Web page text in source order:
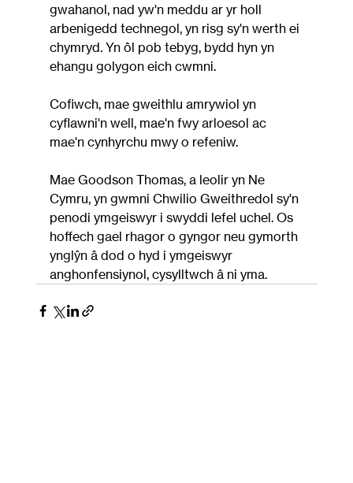
gwahanol, nad yw'n meddu ar yr holl
arbenigedd technegol, yn risg sy'n werth ei
chymryd. Yn ôl pob tebyg, bydd hyn yn
ehangu golygon eich cwmni.
Cofiwch, mae gweithlu amrywiol yn
cyflawni'n well, mae'n fwy arloesol ac
mae'n cynhyrchu mwy o refeniw.
Mae Goodson Thomas, a leolir yn Ne
Cymru, yn gwmni Chwilio Gweithredol sy'n
penodi ymgeiswyr i swyddi lefel uchel. Os
hoffech gael rhagor o gyngor neu gymorth
ynglŷn â dod o hyd i ymgeiswyr
anghonfensiynol, cysylltwch â ni yma.